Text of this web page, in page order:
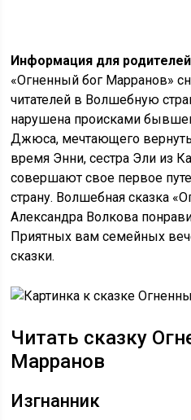
Информация для
«Огненный бог Марранов»
читателей в Волшебную
нарушена происками
Джюса, мечтающего
время Энни, сестра Эли из
совершают свое первое
страну. Волшебная сказка
Александра Волкова
Приятных вам семейных
сказки.
Читать сказку
Марранов
Изгнанник